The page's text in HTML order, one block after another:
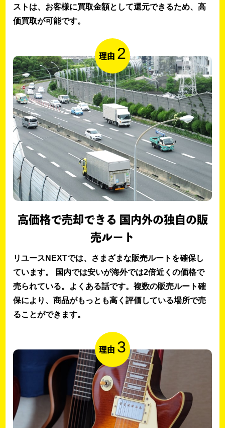
ストは、お客様に買取金額として還元できるため、高
価買取が可能です。
理由 2
高価格で売却できる 国内外の独自の販
売ルート
リユースNEXTでは、さまざまな販売ルートを確保し
ています。 国内では安いが海外では2倍近くの価格で
売られている。よくある話です。複数の販売ルート確
保により、商品がもっとも高く評価している場所で売
ることができます。
理由 3